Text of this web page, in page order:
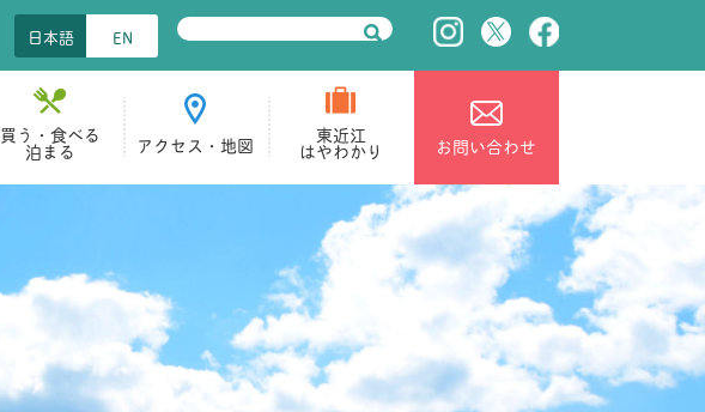
日本語 EN
買う・食べる
泊まる アクセス・地図 東近江
はやわかり お問い合わせ